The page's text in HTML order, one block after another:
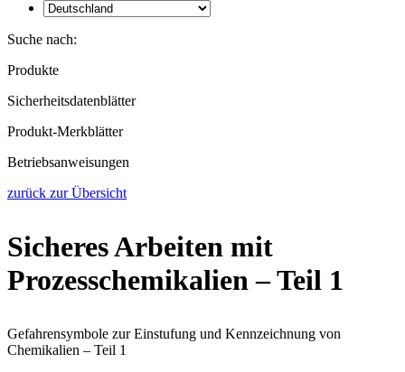
Suche nach:
Produkte
Sicherheitsdatenblätter
Produkt-Merkblätter
Betriebsanweisungen
zurück zur Übersicht
Sicheres Arbeiten mit
Prozesschemikalien – Teil 1
Gefahrensymbole zur Einstufung und Kennzeichnung von
Chemikalien – Teil 1